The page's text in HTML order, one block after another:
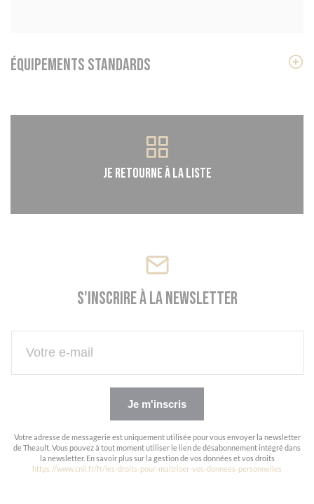
Équipements standards
Je retourne à la liste
S'inscrire à la newsletter
Je m'inscris
Votre adresse de messagerie est uniquement utilisée pour vous envoyer la newsletter
de Theault. Vous pouvez à tout moment utiliser le lien de désabonnement intégré dans
la newsletter. En savoir plus sur la gestion de vos données et vos droits
https://www.cnil.fr/fr/les-droits-pour-maitriser-vos-donnees-personnelles
Panneau de gestion des cookies